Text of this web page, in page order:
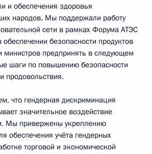
и обеспечения здоровья
народов. Мы поддержали работу
сети в рамках Форума АТЭС
обеспечении безопасности продуктов
министров предпринять в следующем
шаги по повышению безопасности
продовольствия.
что гендерная дискриминация
значительное воздействие
Мы привержены укреплению
обеспечения учёта гендерных
торговой и экономической